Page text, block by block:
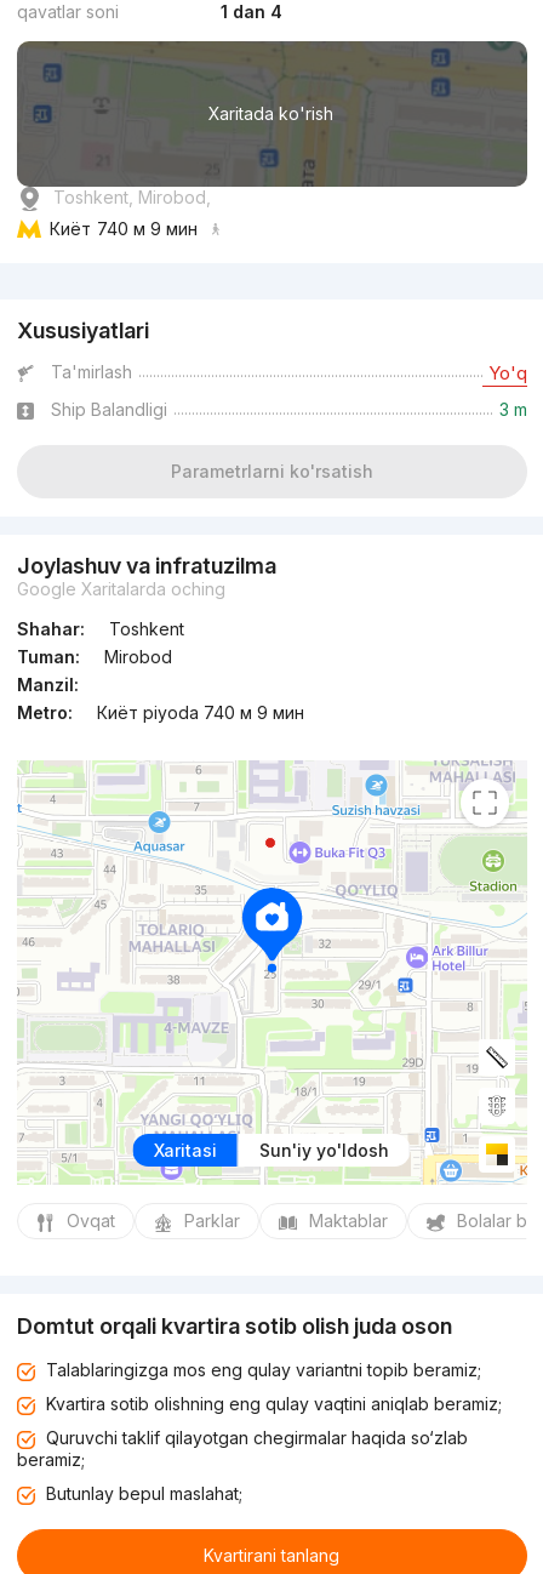
qavatlar soni
1 dan 4
Xaritada ko'rish
Toshkent, Mirobod,
Киёт 740 м 9 мин
Xususiyatlari
Ta'mirlash Yo'q
Ship Balandligi 3 m
Parametrlarni ko'rsatish
Joylashuv va infratuzilma
Google Xaritalarda oching
Shahar:
Toshkent
Tuman:
Mirobod
Manzil:
Metro:
Киёт piyoda 740 м 9 мин
Xaritasi Sun'iy yo'ldosh
Ovqat Parklar Maktablar Bolalar
Domtut orqali kvartira sotib olish juda oson
Talablaringizga mos eng qulay variantni topib beramiz;
Kvartira sotib olishning eng qulay vaqtini aniqlab beramiz;
Quruvchi taklif qilayotgan chegirmalar haqida so‘zlab
beramiz;
Butunlay bepul maslahat;
Kvartirani tanlang